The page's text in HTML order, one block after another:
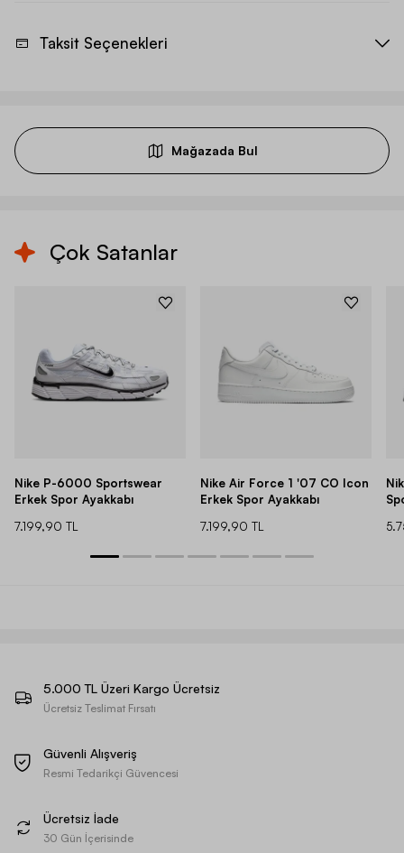
Taksit Seçenekleri
Mağazada Bul
Çok Satanlar
Nike P-6000 Sportswear
Erkek Spor Ayakkabı
7.199,90 TL
Nike Air Force 1 '07 CO Icon
Erkek Spor Ayakkabı
7.199,90 TL
5.000 TL Üzeri Kargo Ücretsiz
Ücretsiz Teslimat Fırsatı
Güvenli Alışveriş
Resmi Tedarikçi Güvencesi
Ücretsiz İade
30 Gün İçerisinde